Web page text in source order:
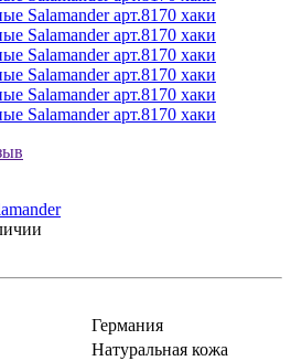
Германия
Натуральная кожа